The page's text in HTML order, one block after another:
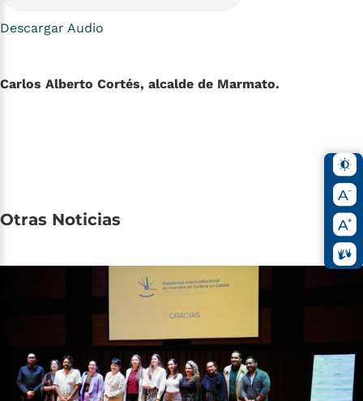
Descargar Audio
Carlos Alberto Cortés, alcalde de Marmato.
Otras Noticias